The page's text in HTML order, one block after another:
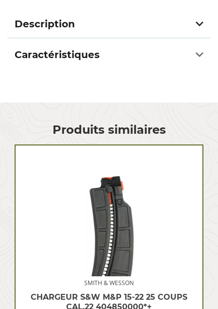
Description
Caractéristiques
Produits similaires
SMITH & WESSON
CHARGEUR S&W M&P 15-22 25 COUPS
CAL.22 404850000*+